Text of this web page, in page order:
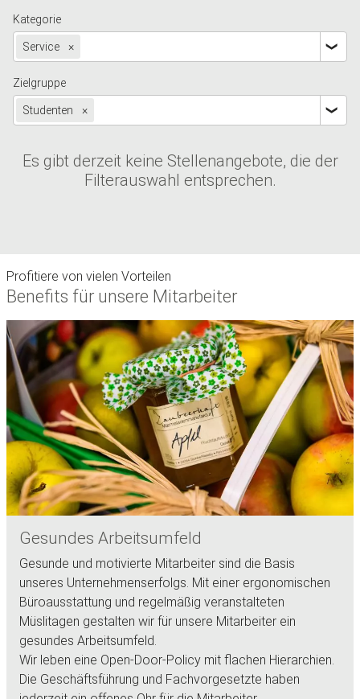
Kategorie
Service ×
Zielgruppe
Studenten ×
Es gibt derzeit keine Stellenangebote, die der
Filterauswahl entsprechen.
Profitiere von vielen Vorteilen
Benefits für unsere Mitarbeiter
Gesundes Arbeitsumfeld
Gesunde und motivierte Mitarbeiter sind die Basis
unseres Unternehmenserfolgs. Mit einer ergonomischen
Büroausstattung und regelmäßig veranstalteten
Müslitagen gestalten wir für unsere Mitarbeiter ein
gesundes Arbeitsumfeld.
Wir leben eine Open-Door-Policy mit flachen Hierarchien.
Die Geschäftsführung und Fachvorgesetzte haben